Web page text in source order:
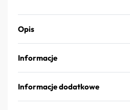
Opis
Informacje
Informacje dodatkowe